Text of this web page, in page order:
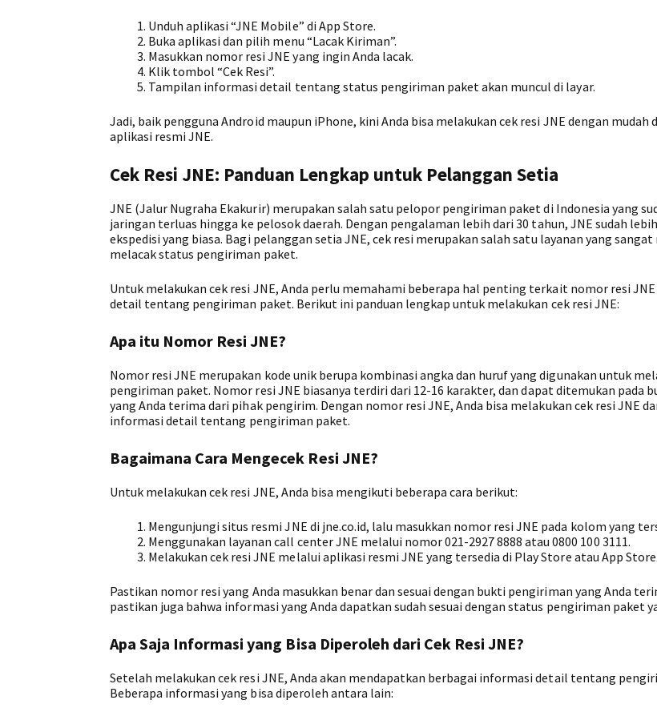
Unduh aplikasi “JNE Mobile” di App Store.
Buka aplikasi dan pilih menu “Lacak Kiriman”.
Masukkan nomor resi JNE yang ingin Anda lacak.
Klik tombol “Cek Resi”.
Tampilan informasi detail tentang status pengiriman paket akan muncul di layar.
Jadi, baik pengguna Android maupun iPhone, kini Anda bisa melakukan cek resi JNE dengan mudah
aplikasi resmi JNE.
Cek Resi JNE: Panduan Lengkap untuk Pelanggan Setia
JNE (Jalur Nugraha Ekakurir) merupakan salah satu pelopor pengiriman paket di Indonesia yang
jaringan terluas hingga ke pelosok daerah. Dengan pengalaman lebih dari 30 tahun, JNE sudah
ekspedisi yang biasa. Bagi pelanggan setia JNE, cek resi merupakan salah satu layanan yang
melacak status pengiriman paket.
Untuk melakukan cek resi JNE, Anda perlu memahami beberapa hal penting terkait nomor resi
detail tentang pengiriman paket. Berikut ini panduan lengkap untuk melakukan cek resi JNE:
Apa itu Nomor Resi JNE?
Nomor resi JNE merupakan kode unik berupa kombinasi angka dan huruf yang digunakan untuk
pengiriman paket. Nomor resi JNE biasanya terdiri dari 12-16 karakter, dan dapat ditemukan pada
yang Anda terima dari pihak pengirim. Dengan nomor resi JNE, Anda bisa melakukan cek resi JNE
informasi detail tentang pengiriman paket.
Bagaimana Cara Mengecek Resi JNE?
Untuk melakukan cek resi JNE, Anda bisa mengikuti beberapa cara berikut:
Mengunjungi situs resmi JNE di jne.co.id, lalu masukkan nomor resi JNE pada kolom yang
Menggunakan layanan call center JNE melalui nomor 021-2927 8888 atau 0800 100 3111.
Melakukan cek resi JNE melalui aplikasi resmi JNE yang tersedia di Play Store atau App Store.
Pastikan nomor resi yang Anda masukkan benar dan sesuai dengan bukti pengiriman yang Anda
pastikan juga bahwa informasi yang Anda dapatkan sudah sesuai dengan status pengiriman paket
Apa Saja Informasi yang Bisa Diperoleh dari Cek Resi JNE?
Setelah melakukan cek resi JNE, Anda akan mendapatkan berbagai informasi detail tentang
Beberapa informasi yang bisa diperoleh antara lain: